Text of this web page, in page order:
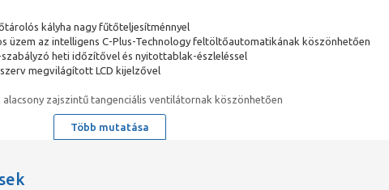
kályha nagy fűtőteljesítménnyel
üzem az intelligens C-Plus-Technology feltöltőautomatikának köszönhetően
heti időzítővel és nyitottablak-észleléssel
megvilágított LCD kijelzővel
alacsony zajszintű tangenciális ventilátornak köszönhetően
Több mutatása